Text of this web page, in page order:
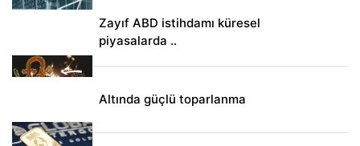
Zayıf ABD istihdamı küresel
piyasalarda ..
Altında güçlü toparlanma